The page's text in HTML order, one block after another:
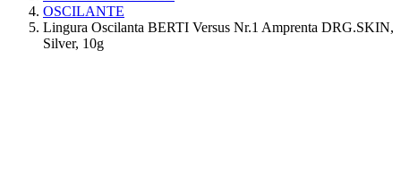
OSCILANTE
Lingura Oscilanta BERTI Versus Nr.1 Amprenta DRG.SKIN,
Silver, 10g